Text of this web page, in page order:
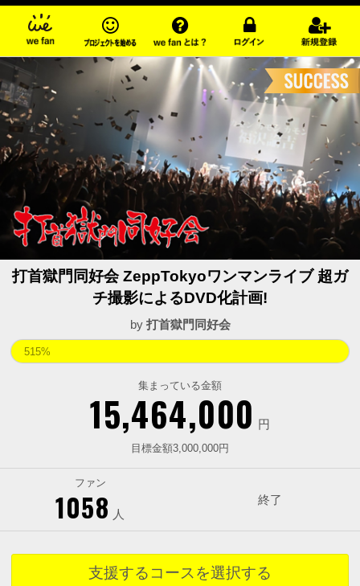
打首獄門同好会 ZeppTokyoワンマンライブ 超ガ
チ撮影によるDVD化計画!
by 打首獄門同好会
集まっている金額
15,464,000 円
515%
目標金額3,000,000円
ファン
1058 人
終了
支援するコースを選択する